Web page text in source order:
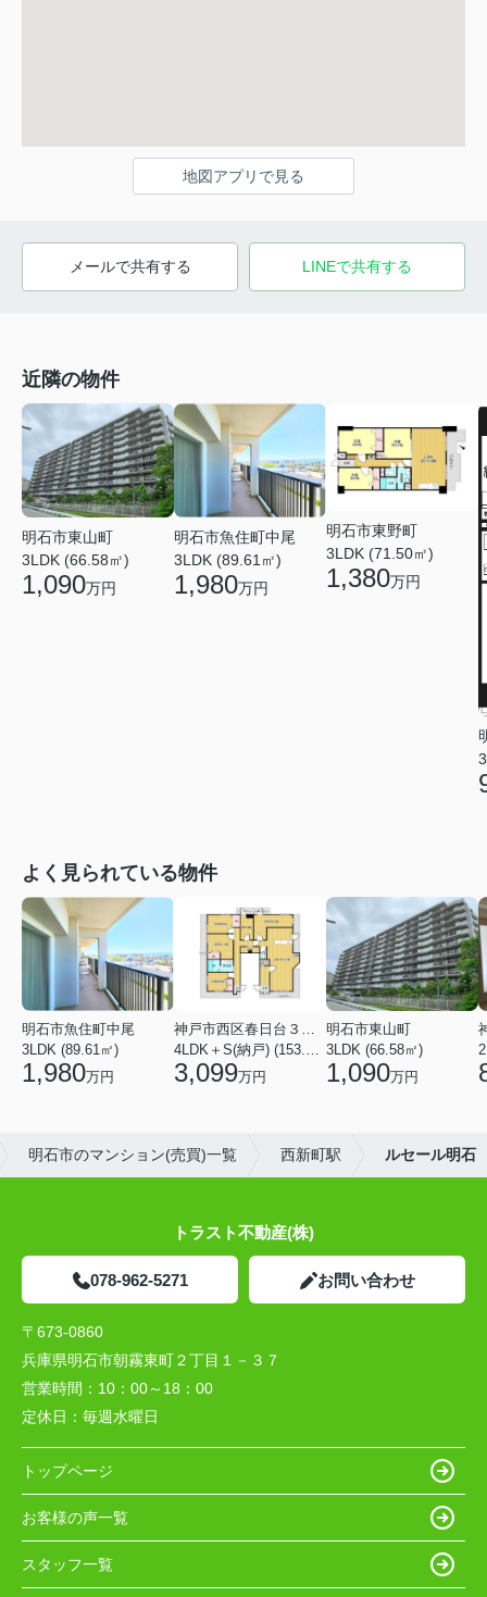
地図アプリで見る
メールで共有する LINEで共有する
近隣の物件
明石市東山町
3LDK (66.58㎡)
1,090万円
明石市魚住町中尾
3LDK (89.61㎡)
1,980万円
明石市東野町
3LDK (71.50㎡)
1,380万円
よく見られている物件
明石市魚住町中尾
3LDK (89.61㎡)
1,980万円
神戸市西区春日台３丁目
4LDK＋S(納戸) (153.86㎡)
3,099万円
明石市東山町
3LDK (66.58㎡)
1,090万円
明石市のマンション(売買)一覧 西新町駅 ルセール明石
トラスト不動産(株)
078-962-5271 お問い合わせ
〒673-0860
兵庫県明石市朝霧東町２丁目１－３７
営業時間： 10：00～18：00
定休日： 毎週水曜日
トップページ
お客様の声一覧
スタッフ一覧